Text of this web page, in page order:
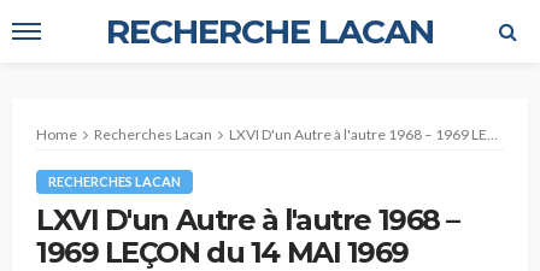
RECHERCHE LACAN
Home Recherches Lacan LXVI D'un Autre à l'autre 1968 – 1969 LEÇON du 14 MAI 1969
RECHERCHES LACAN
LXVI D'un Autre à l'autre 1968 –
1969 LEÇON du 14 MAI 1969